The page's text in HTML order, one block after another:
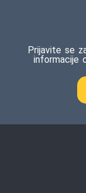
Prijavite se
informacije